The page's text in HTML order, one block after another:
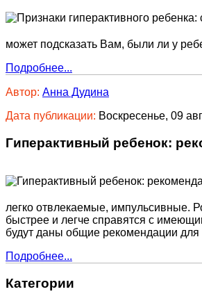
может подсказать Вам, были ли у
Подробнее...
Автор: Анна Дудина
Дата публикации: Воскресенье, 09
Гиперактивный ребенок:
легко отвлекаемые, импульсивные.
быстрее и легче справятся с
будут даны общие рекомендации для
Подробнее...
Категории